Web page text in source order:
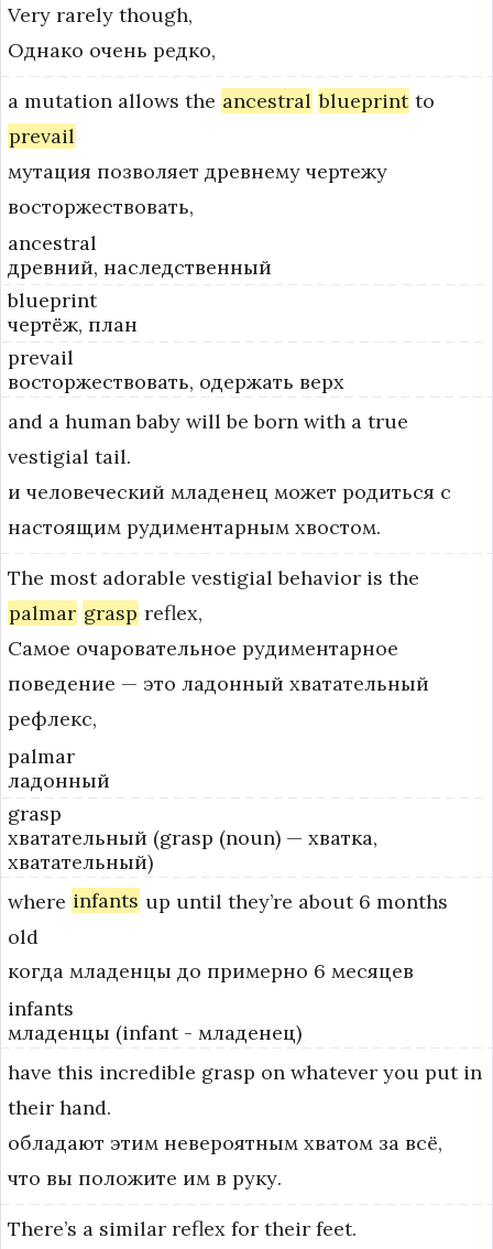
Very rarely though,
Однако очень редко,
a mutation allows the ancestral blueprint to
prevail
мутация позволяет древнему чертежу
восторжествовать,
ancestral
древний, наследственный
blueprint
чертёж, план
prevail
восторжествовать, одержать верх
and a human baby will be born with a true
vestigial tail.
и человеческий младенец может родиться с
настоящим рудиментарным хвостом.
The most adorable vestigial behavior is the
palmar grasp reflex,
Самое очаровательное рудиментарное
поведение — это ладонный хватательный
рефлекс,
palmar
ладонный
grasp
хватательный (grasp (noun) — хватка,
хватательный)
where infants up until they’re about 6 months
old
когда младенцы до примерно 6 месяцев
infants
младенцы (infant - младенец)
have this incredible grasp on whatever you put in
their hand.
обладают этим невероятным хватом за всё,
что вы положите им в руку.
There’s a similar reflex for their feet.